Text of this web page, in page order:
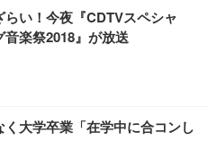
コンチェア (ホワイト)
チェア デスクチェア 肘なし メ
バーサポート付き 腰サポート ガ
度回転 キャスター付き コンパク
280Hz/FHD】GRAPHT THE S
Monitor 24” Essential ゲーミン
インチ 1ms FHD 量子ドット 残
ットシーツ 超厚型 お徳用 レギ
限定】
い！今夜『CDTVスペシャ
楽祭2018』が放送
大学卒業「在学中に合コンし